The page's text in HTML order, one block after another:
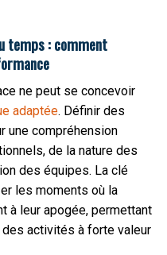
temps : comment
ne peut se concevoir
adaptée. Définir des
une compréhension
de la nature des
des équipes. La clé
les moments où la
à leur apogée, permettant
activités à forte valeur